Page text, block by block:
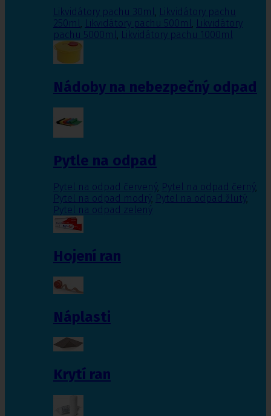
Likvidátory pachu 30ml, Likvidátory pachu
250ml, Likvidátory pachu 500ml, Likvidátory
pachu 5000ml, Likvidátory pachu 1000ml
Nádoby na nebezpečný odpad
Pytle na odpad
Pytel na odpad červený, Pytel na odpad černý,
Pytel na odpad modrý, Pytel na odpad žlutý,
Pytel na odpad zelený
Hojení ran
Náplasti
Krytí ran